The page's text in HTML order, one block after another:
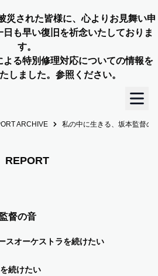
災された皆様に、心よりお見舞い申
も早い復旧を祈念いたしておりま
す。
る特別修理対応についての情報を
しました。参照ください。
TOP
OUR STORY
ARCHIVE 私の中に生きる、坂本監督の
REPORT
督の音
スオーケストラを続けたい
続けたい